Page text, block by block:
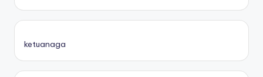
ketuanaga